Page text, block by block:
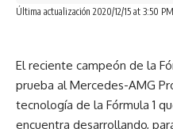
Su potente motor no tendrá
el Venom F5 alcanza los 1
el Koenigsegg One, pero
Última actualización 2020/12/15 at 3:50 PM
El reciente campeón de la
prueba al Mercedes-AMG
tecnología de la Fórmula 1
encuentra desarrollando,